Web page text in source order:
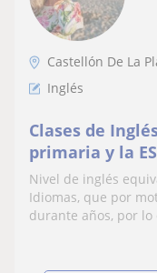
Castellón De La
Inglés
Clases de
primaria y la
Nivel de inglés
Idiomas, que por
durante años, por lo